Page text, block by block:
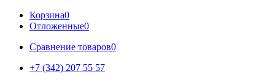
Корзина0
Отложенные0
Сравнение товаров0
+7 (342) 207 55 57